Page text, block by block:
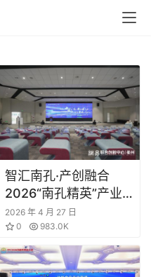
智汇南孔·产创融合
2026“南孔精英”产业
合作发展大会在衢州成
功举办
2026 年 4 月 27 日
0
983.0K